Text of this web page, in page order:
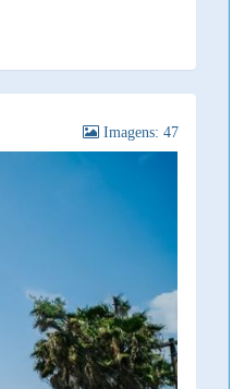
Imagens: 47